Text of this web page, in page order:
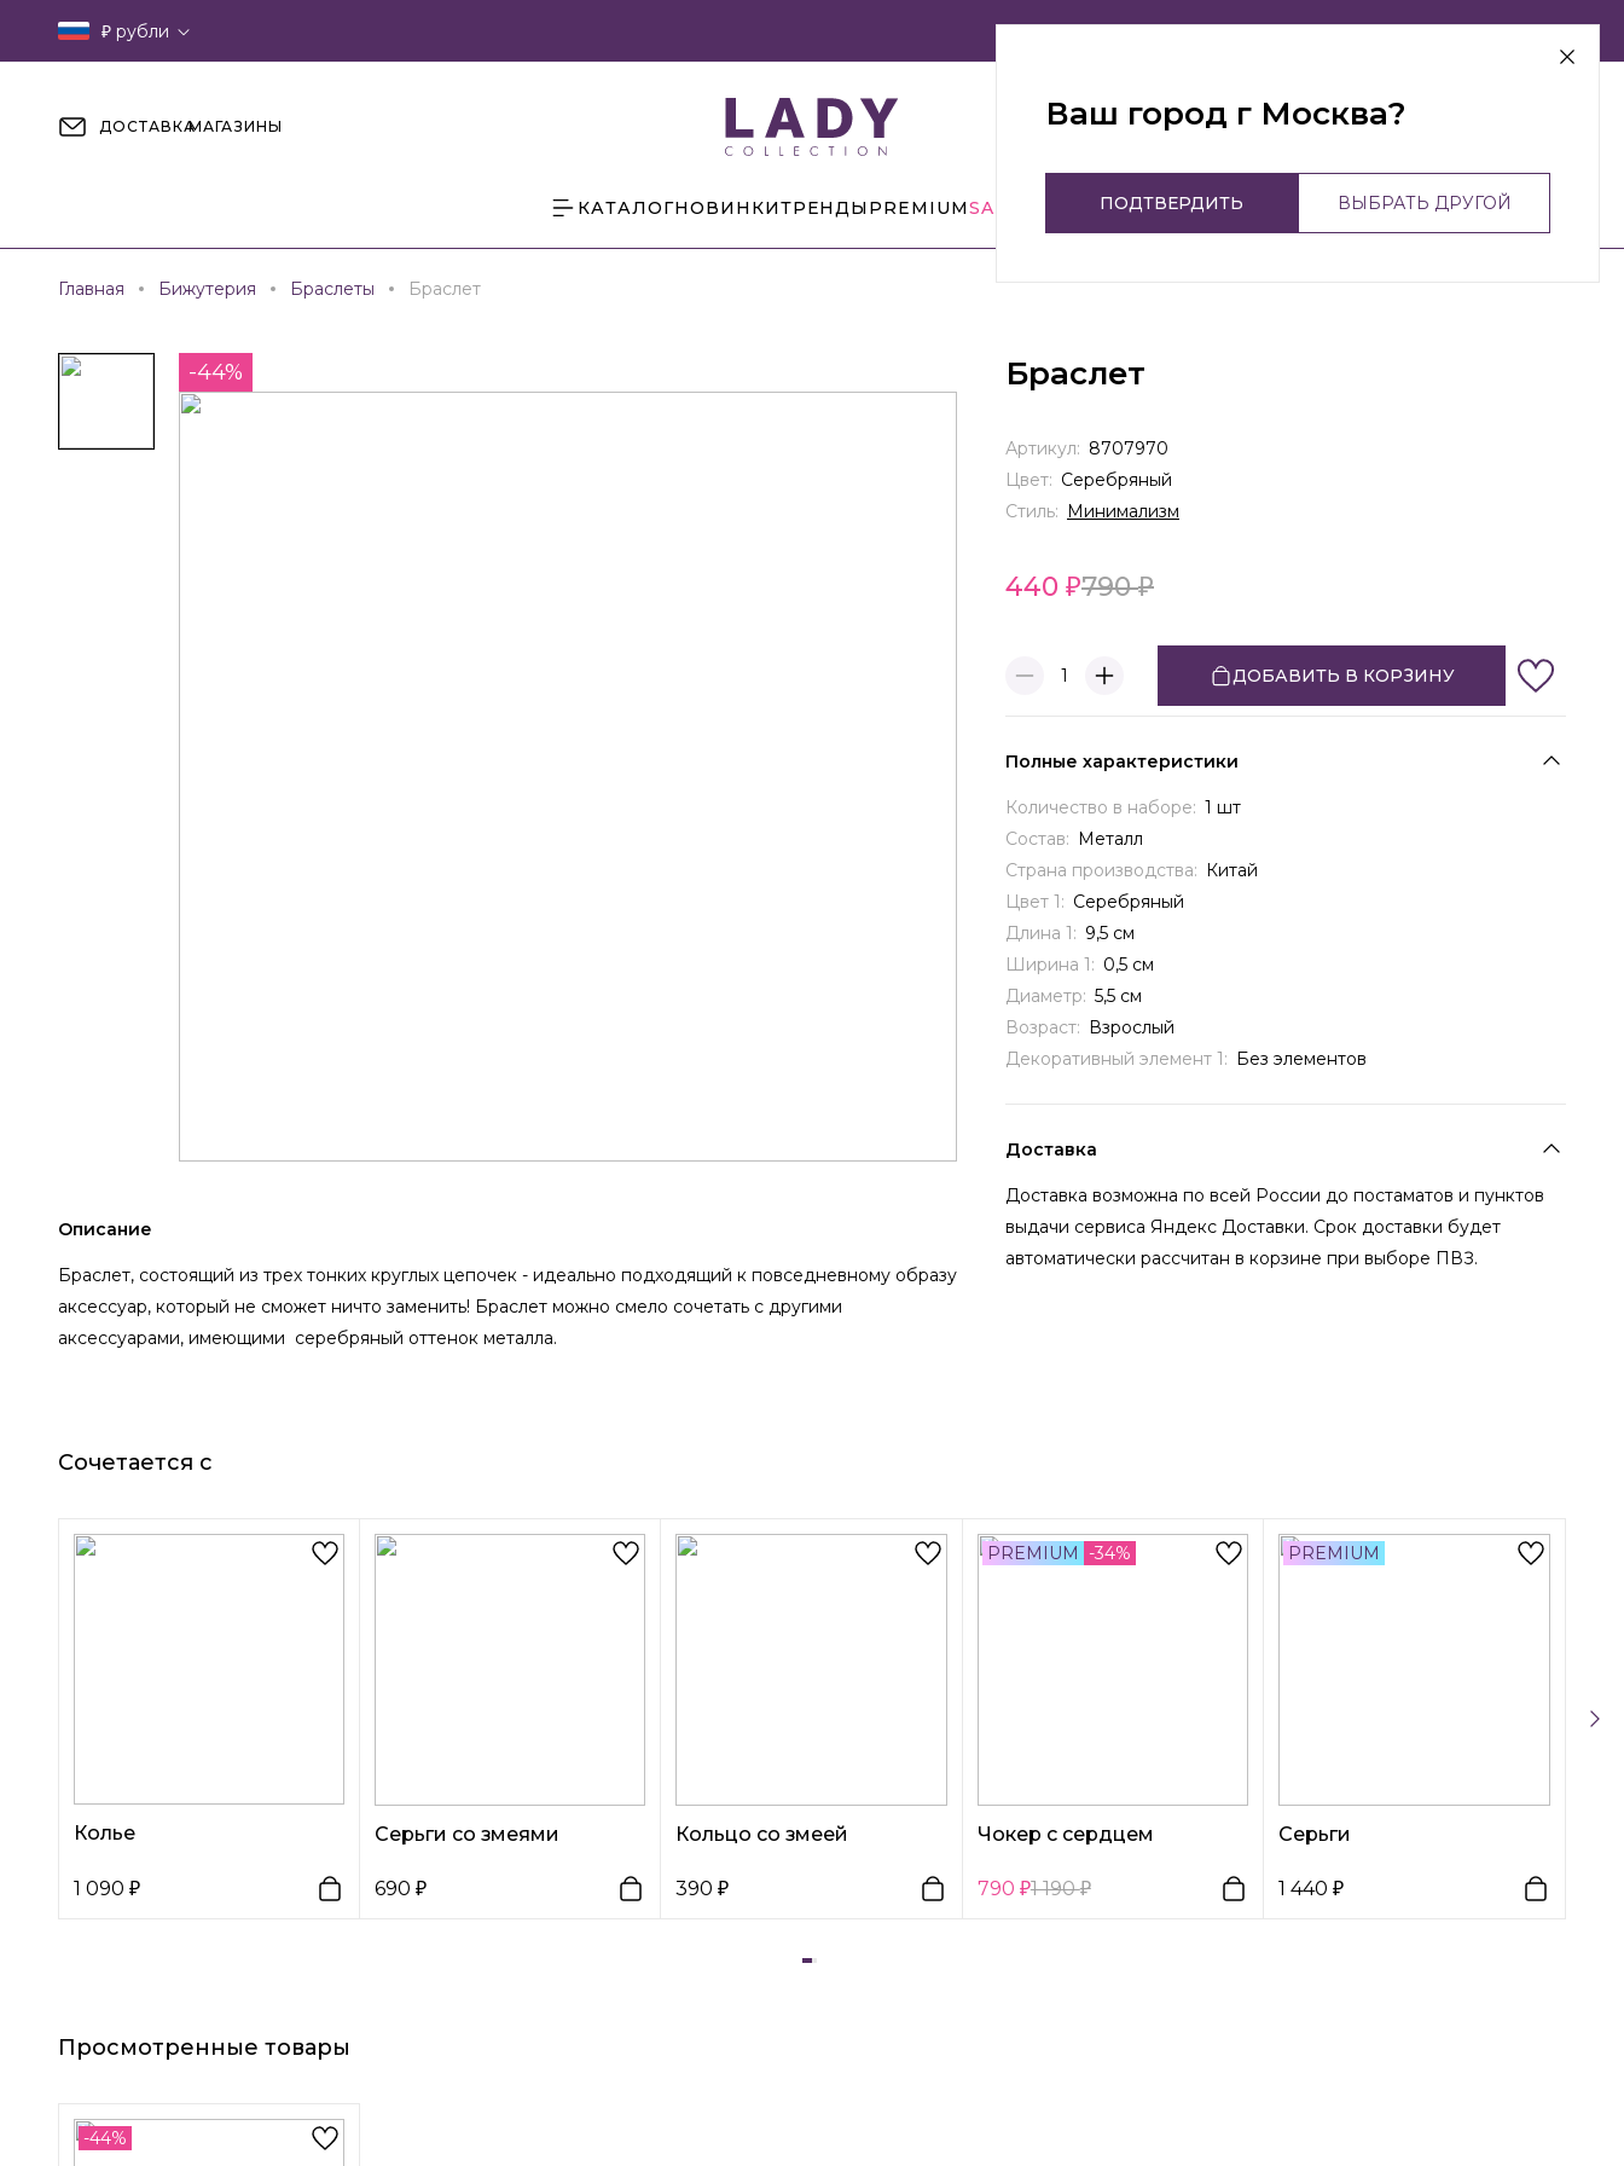
₽ рубли г Москва
ДОСТАВКАМАГАЗИНЫ
КАТАЛОГНОВИНКИТРЕНДЫ PREMIUMSALE
Главная Бижутерия Браслеты Браслет
-44%
Описание
Браслет, состоящий из трех тонких круглых цепочек - идеально подходящий к повседневному образу
аксессуар, который не сможет ничто заменить! Браслет можно смело сочетать с другими
аксессуарами, имеющими серебряный оттенок металла.
Браслет
440 790
1 ДОБАВИТЬ В КОРЗИНУ
Артикул: 8707970
Цвет: Серебряный
Стиль: Минимализм
Полные характеристики
Количество в наборе: 1 шт
Состав: Металл
Страна производства: Китай
Цвет 1: Серебряный
Длина 1: 9,5 см
Ширина 1: 0,5 см
Диаметр: 5,5 см
Возраст: Взрослый
Декоративный элемент 1: Без элементов
Доставка
Доставка возможна по всей России до постаматов и пунктов
выдачи сервиса Яндекс Доставки. Срок доставки будет
автоматически рассчитан в корзине при выборе ПВЗ.
Сочетается с
Колье
1 090
Серьги со змеями
690
Кольцо со змеей
390
-34%
PREMIUM
Чокер с сердцем
790 1 190
PREMIUM
Серьги
1 440
Просмотренные товары
-44%
Ваш город г Москва?
ПОДТВЕРДИТЬ ВЫБРАТЬ ДРУГОЙ